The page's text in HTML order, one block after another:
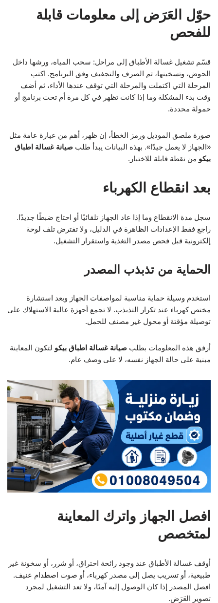
حوّل العَرَض إلى معلومات قابلة
للفحص
قسّم تشغيل غسالة الأطباق إلى مراحل: سحب المياه، ورشها داخل
الحوض، وتسخينها، ثم الصرف والتجفيف وفق البرنامج. اكتب
المرحلة التي اكتملت والمرحلة التي توقف عندها الأداء، ثم أضف
وقت بدء المشكلة وما إذا كانت تظهر في كل مرة أم تحت برنامج أو
حمولة محددة.
صورة ملصق الموديل ورمز الخطأ، إن ظهر، أهم من عبارة عامة مثل
«الجهاز لا يعمل جيدًا». بهذه البيانات يبدأ طلب صيانة غسالة اطباق
بيكو من نقطة قابلة للاختبار.
بعد انقطاع الكهرباء
سجل مدة الانقطاع وما إذا عاد الجهاز تلقائيًا أو احتاج ضبطًا جديدًا.
راجع فقط الإعدادات الظاهرة في الدليل، ولا تفترض تلف لوحة
إلكترونية قبل فحص مصدر التغذية واستقرار التشغيل.
الحماية من تذبذب المصدر
استخدم وسيلة حماية مناسبة لمواصفات الجهاز وبعد استشارة
مختص كهرباء عند تكرار التذبذب. لا تجمع أجهزة عالية الاستهلاك على
توصيلة مؤقتة أو محول غير مصنف للحمل.
أرفق هذه المعلومات بطلب صيانة غسالة اطباق بيكو لتكون المعاينة
مبنية على حالة الجهاز نفسه، لا على وصف عام.
افصل الجهاز واترك المعاينة
لمتخصص
أوقف غسالة الأطباق عند وجود رائحة احتراق، أو شرر، أو سخونة غير
طبيعية، أو تسريب يصل إلى مصدر كهرباء، أو صوت اصطدام عنيف.
افصل المصدر إذا كان الوصول إليه آمنًا، ولا تعد التشغيل لمجرد
تصوير العَرَض.